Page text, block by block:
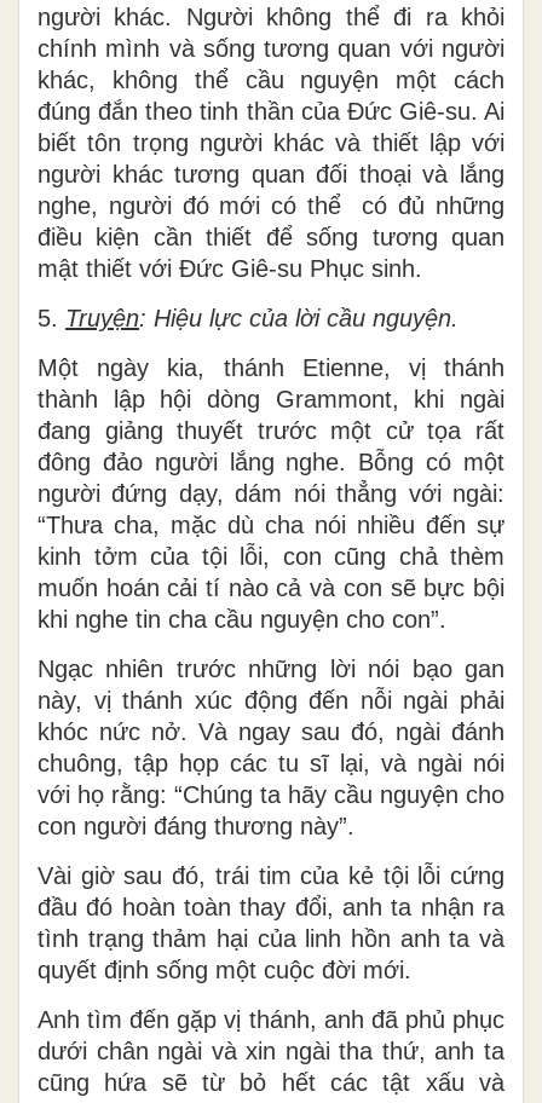
người khác. Người không thể đi ra khỏi
chính mình và sống tương quan với người
khác, không thể cầu nguyện một cách
đúng đắn theo tinh thần của Đức Giê-su. Ai
biết tôn trọng người khác và thiết lập với
người khác tương quan đối thoại và lắng
nghe, người đó mới có thể có đủ những
điều kiện cần thiết để sống tương quan
mật thiết với Đức Giê-su Phục sinh.
5. Truyện: Hiệu lực của lời cầu nguyện.
Một ngày kia, thánh Etienne, vị thánh
thành lập hội dòng Grammont, khi ngài
đang giảng thuyết trước một cử tọa rất
đông đảo người lắng nghe. Bỗng có một
người đứng dạy, dám nói thẳng với ngài:
“Thưa cha, mặc dù cha nói nhiều đến sự
kinh tởm của tội lỗi, con cũng chả thèm
muốn hoán cải tí nào cả và con sẽ bực bội
khi nghe tin cha cầu nguyện cho con”.
Ngạc nhiên trước những lời nói bạo gan
này, vị thánh xúc động đến nỗi ngài phải
khóc nức nở. Và ngay sau đó, ngài đánh
chuông, tập họp các tu sĩ lại, và ngài nói
với họ rằng: “Chúng ta hãy cầu nguyện cho
con người đáng thương này”.
Vài giờ sau đó, trái tim của kẻ tội lỗi cứng
đầu đó hoàn toàn thay đổi, anh ta nhận ra
tình trạng thảm hại của linh hồn anh ta và
quyết định sống một cuộc đời mới.
Anh tìm đến gặp vị thánh, anh đã phủ phục
dưới chân ngài và xin ngài tha thứ, anh ta
cũng hứa sẽ từ bỏ hết các tật xấu và